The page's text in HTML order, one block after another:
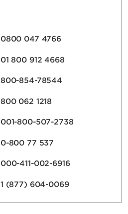
0800 047 4766
01 800 912 4668
800-854-78544
800 062 1218
001-800-507-2738
0-800 77 537
000-411-002-6916
1 (877) 604-0069